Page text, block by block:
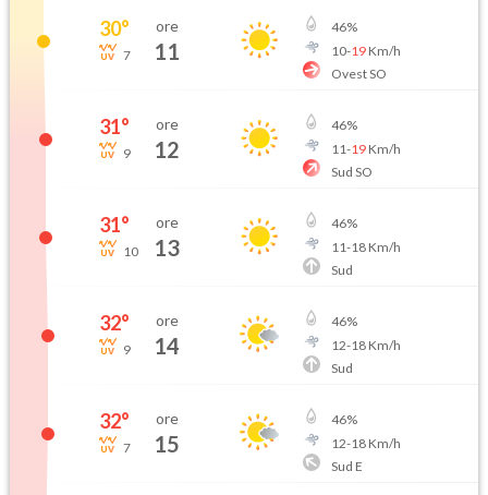
30°
7
ore
11
46%
10-19Km/h
Ovest SO
31°
9
ore
12
46%
11-19Km/h
Sud SO
31°
10
ore
13
46%
11-18Km/h
Sud
32°
9
ore
14
46%
12-18Km/h
Sud
32°
7
ore
15
46%
12-18Km/h
Sud E